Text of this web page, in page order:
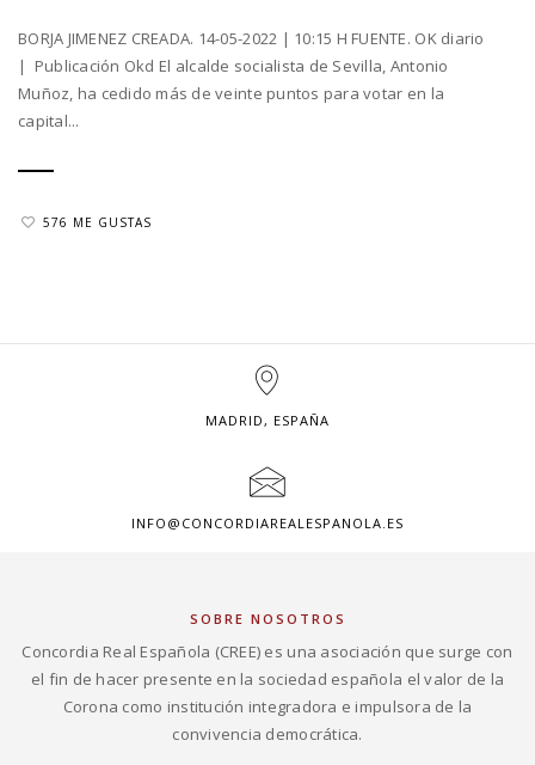
BORJA JIMENEZ CREADA. 14-05-2022 | 10:15 H FUENTE. OK diario
| Publicación Okd El alcalde socialista de Sevilla, Antonio
Muñoz, ha cedido más de veinte puntos para votar en la
capital...
576 ME GUSTAS
MADRID, ESPAÑA
INFO@CONCORDIAREALESPANOLA.ES
SOBRE NOSOTROS
Concordia Real Española (CREE) es una asociación que surge con
el fin de hacer presente en la sociedad española el valor de la
Corona como institución integradora e impulsora de la
convivencia democrática.